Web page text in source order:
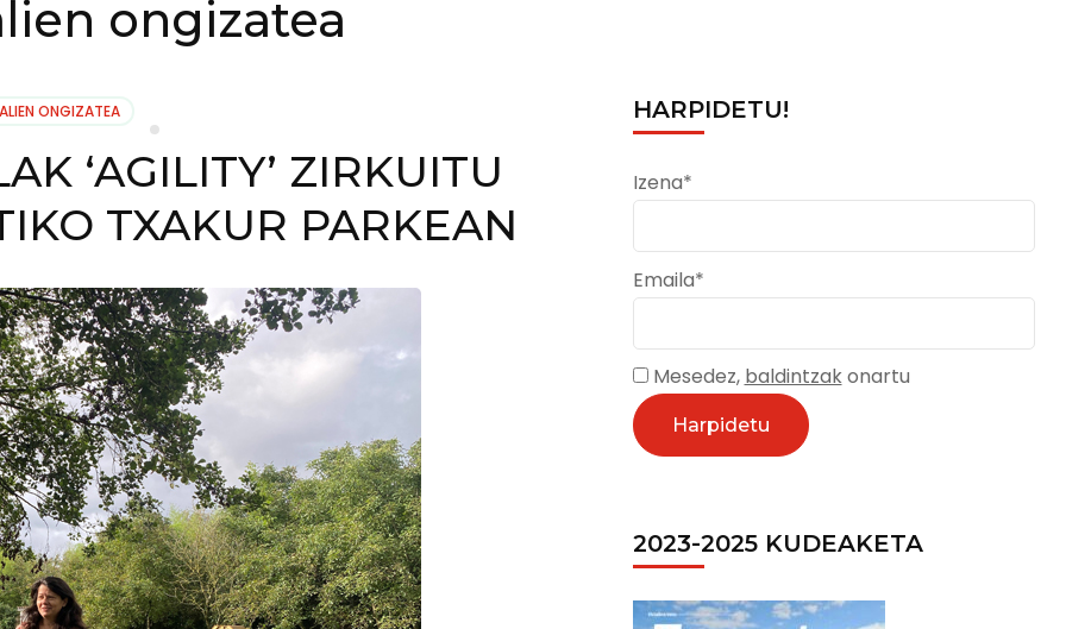
ongizatea
ONGIZATEA
‘AGILITY’ ZIRKUITU
TXAKUR PARKEAN
HARPIDETU!
Izena*
Emaila*
Mesedez, baldintzakonartu
2023-2025 KUDEAKETA